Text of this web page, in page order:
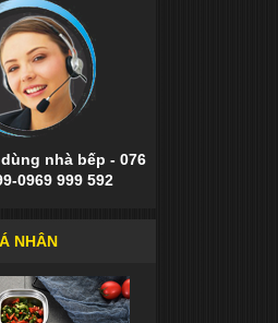
nhà bếp - 076
0969 999 592
NHÂN